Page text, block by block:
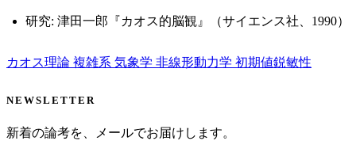
研究: 津田一郎『カオス的脳観』（サイエンス社、1990）
カオス理論 複雑系 気象学 非線形動力学 初期値鋭敏性
NEWSLETTER
新着の論考を、メールでお届けします。